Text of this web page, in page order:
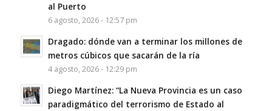
al Puerto
6 agosto, 2026 - 12:57 pm
Dragado: dónde van a terminar los millones de
metros cúbicos que sacarán de la ría
4 agosto, 2026 - 12:29 pm
Diego Martínez: “La Nueva Provincia es un caso
paradigmático del terrorismo de Estado al